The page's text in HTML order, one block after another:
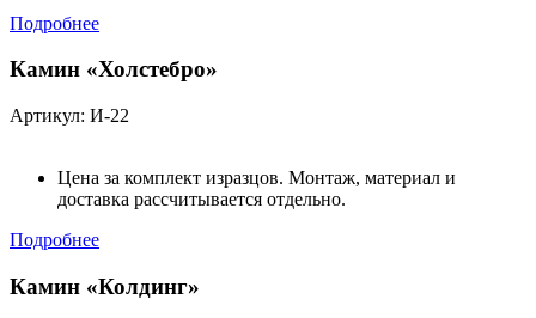
Подробнее
Камин «Холстебро»
Артикул: И-22
Цена за комплект изразцов. Монтаж, материал и
доставка рассчитывается отдельно.
Подробнее
Камин «Колдинг»